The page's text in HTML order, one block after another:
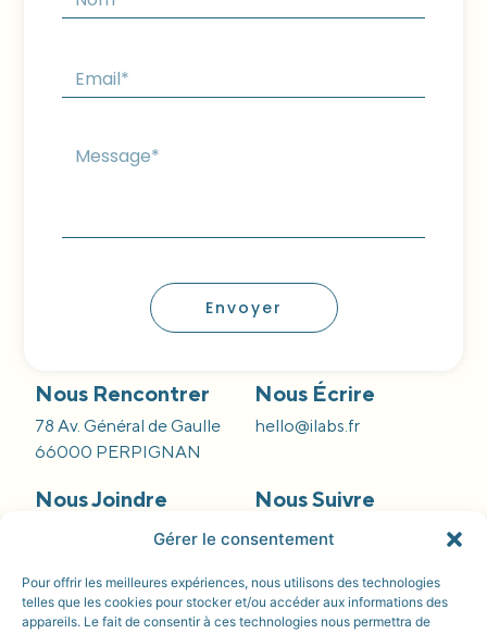
Gérer le consentement
Pour offrir les meilleures expériences, nous utilisons des technologies
telles que les cookies pour stocker et/ou accéder aux informations des
appareils. Le fait de consentir à ces technologies nous permettra de
Envoyer
Nous Rencontrer
78 Av. Général de Gaulle
66000 PERPIGNAN
Nous Écrire
hello@ilabs.fr
Nous Joindre Nous Suivre